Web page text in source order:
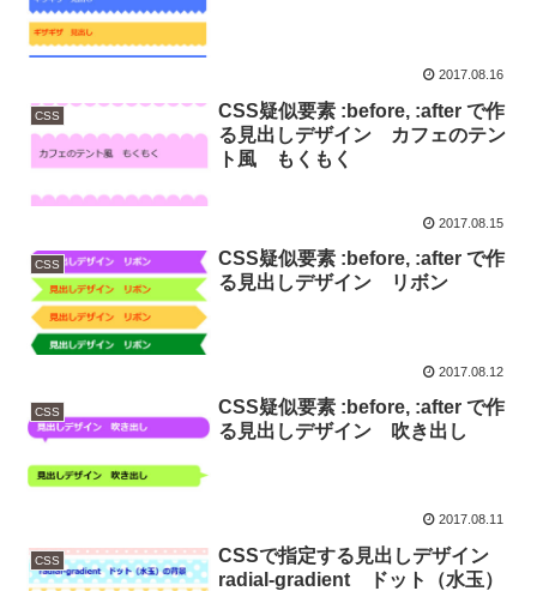
2017.08.16
CSS
CSS疑似要素 :before, :after で作
る見出しデザイン カフェのテン
ト風 もくもく
2017.08.15
CSS
CSS疑似要素 :before, :after で作
る見出しデザイン リボン
2017.08.12
CSS
CSS疑似要素 :before, :after で作
る見出しデザイン 吹き出し
2017.08.11
CSS
CSSで指定する見出しデザイン
radial-gradient ドット（水玉）